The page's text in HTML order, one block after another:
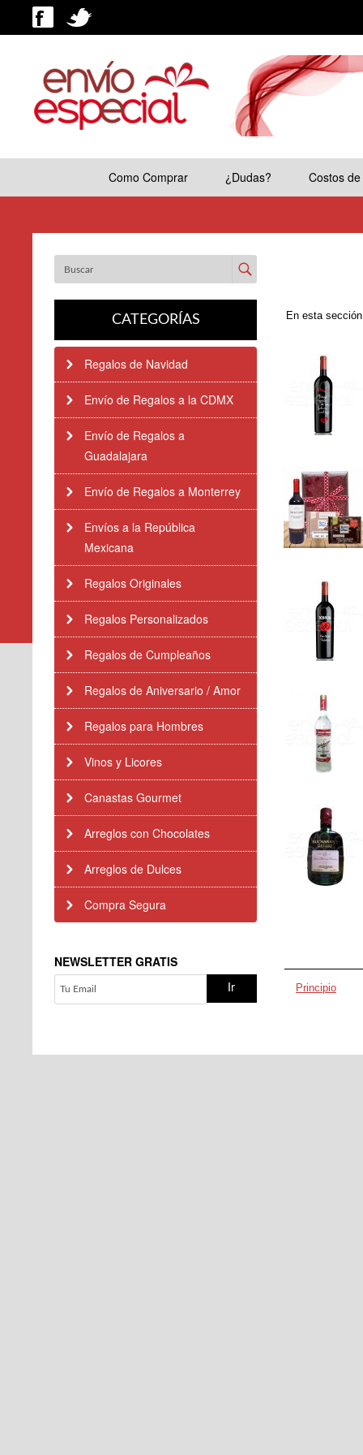
Como Comprar ¿Dudas? Costos
CATEGORÍAS
Regalos de Navidad
Envío de Regalos a la CDMX
Envío de Regalos a
Guadalajara
Envío de Regalos a Monterrey
Envíos a la República
Mexicana
Regalos Originales
Regalos Personalizados
Regalos de Cumpleaños
Regalos de Aniversario / Amor
Regalos para Hombres
Vinos y Licores
Canastas Gourmet
Arreglos con Chocolates
Arreglos de Dulces
Compra Segura
NEWSLETTER GRATIS
En esta
Principio